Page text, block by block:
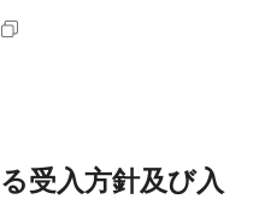
受入方針及び入